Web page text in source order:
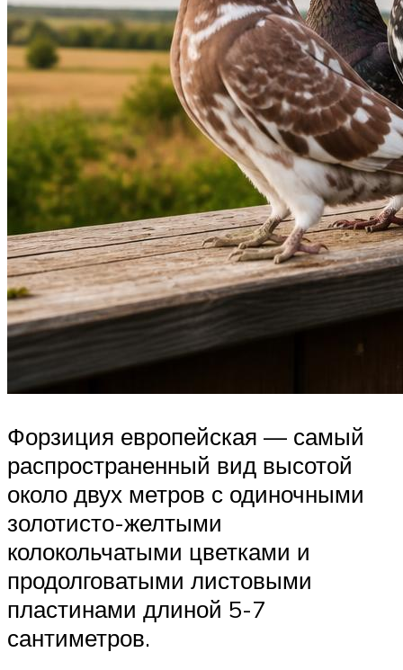
Форзиция европейская — самый
распространенный вид высотой
около двух метров с одиночными
золотисто-желтыми
колокольчатыми цветками и
продолговатыми листовыми
пластинами длиной 5-7
сантиметров.